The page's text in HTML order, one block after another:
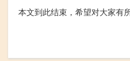
本文到此结束，希望对大家有所